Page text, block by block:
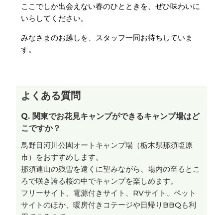
ここでしか出会えない春のひとときを、ぜひ味わいに
いらしてください。
みなさまのお越しを、スタッフ一同お待ちしていま
す。
よくある質問
Q. 関東でお花見キャンプができるキャンプ場はど
こですか？
鳥野目河川公園オートキャンプ場（栃木県那須塩原
市）をおすすめします。
那須連山の残雪を遠くに望みながら、場内の至るとこ
ろで咲き誇る桜の中でキャンプを楽しめます。
フリーサイト、電源付きサイト、RVサイト、ペット
サイトのほか、暖房付きコテージや日帰りBBQも利